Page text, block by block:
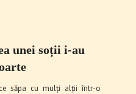
unei soții i-au
săpa cu mulți alții într-o